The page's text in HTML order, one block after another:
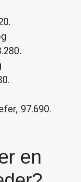
97.690.
en